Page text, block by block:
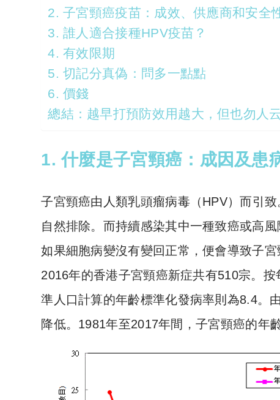
2. 子宮頸癌疫苗：成效、供應商和安全
3. 誰人適合接種HPV疫苗？
4. 有效限期
5. 切記分真偽：問多一點點
6. 價錢
總結：越早打預防效用越大，但也勿人
1. 什麼是子宮頸癌：成因及患
子宮頸癌由人類乳頭瘤病毒（HPV）而引
自然排除。而持續感染其中一種致癌或高
如果細胞病變沒有變回正常，便會導致子宮
2016年的香港子宮頸癌新症共有510宗。
準人口計算的年齡標準化發病率則為8.4。
降低。1981年至2017年間，子宮頸癌的年